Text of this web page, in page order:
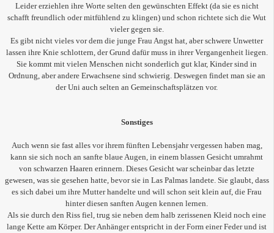
Leider erziehlen ihre Worte selten den gewünschten Effekt (da sie es nicht
schafft freundlich oder mitfühlend zu klingen) und schon richtete sich die Wut
vieler gegen sie.
Es gibt nicht vieles vor dem die junge Frau Angst hat, aber schwere Unwetter
lassen ihre Knie schlottern, der Grund dafür muss in ihrer Vergangenheit liegen.
Sie kommt mit vielen Menschen nicht sonderlich gut klar, Kinder sind in
Ordnung, aber andere Erwachsene sind schwierig. Deswegen findet man sie an
der Uni auch selten an Gemeinschaftsplätzen vor.
Sonstiges
Auch wenn sie fast alles vor ihrem fünften Lebensjahr vergessen haben mag,
kann sie sich noch an sanfte blaue Augen, in einem blassen Gesicht umrahmt
von schwarzen Haaren erinnern. Dieses Gesicht war scheinbar das letzte
gewesen, was sie gesehen hatte, bevor sie in Las Palmas landete. Sie glaubt, dass
es sich dabei um ihre Mutter handelte und will schon seit klein auf, die Frau
hinter diesen sanften Augen kennen lernen.
Als sie durch den Riss fiel, trug sie neben dem halb zerissenen Kleid noch eine
lange Kette am Körper. Der Anhänger entspricht in der Form einer Feder und ist